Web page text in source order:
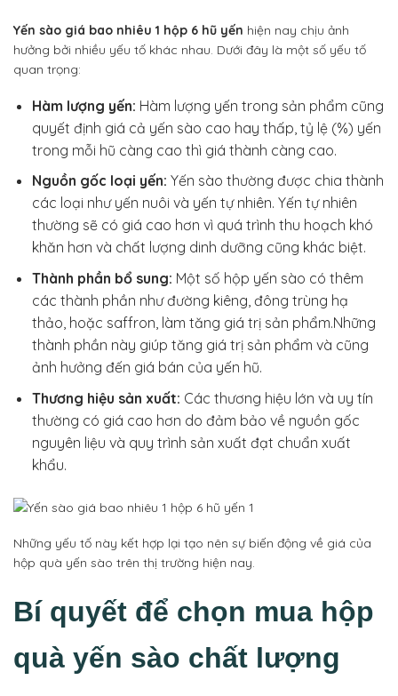
Yến sào giá bao nhiêu 1 hộp 6 hũ yến hiện nay chịu ảnh
hưởng bởi nhiều yếu tố khác nhau. Dưới đây là một số yếu tố
quan trọng:
Hàm lượng yến: Hàm lượng yến trong sản phẩm cũng
quyết định giá cả yến sào cao hay thấp, tỷ lệ (%) yến
trong mỗi hũ càng cao thì giá thành càng cao.
Nguồn gốc loại yến: Yến sào thường được chia thành
các loại như yến nuôi và yến tự nhiên. Yến tự nhiên
thường sẽ có giá cao hơn vì quá trình thu hoạch khó
khăn hơn và chất lượng dinh dưỡng cũng khác biệt.
Thành phần bổ sung: Một số hộp yến sào có thêm
các thành phần như đường kiêng, đông trùng hạ
thảo, hoặc saffron, làm tăng giá trị sản phẩm.Những
thành phần này giúp tăng giá trị sản phẩm và cũng
ảnh hưởng đến giá bán của yến hũ.
Thương hiệu sản xuất: Các thương hiệu lớn và uy tín
thường có giá cao hơn do đảm bảo về nguồn gốc
nguyên liệu và quy trình sản xuất đạt chuẩn xuất
khẩu.
Những yếu tố này kết hợp lại tạo nên sự biến động về giá của
hộp quà yến sào trên thị trường hiện nay.
Bí quyết để chọn mua hộp
quà yến sào chất lượng